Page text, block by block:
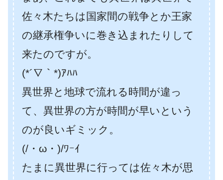
佐々木たちは国家間の戦争とか王家
の継承権争いに巻き込まれたりして
来たのですが。
(*´∇｀*)ｱﾊﾊ
異世界と地球で流れる時間が違っ
て、異世界の方が時間が早いという
のが良いギミック。
(/・ω・)/ﾜｰｲ
たまに異世界に行っては佐々木が思